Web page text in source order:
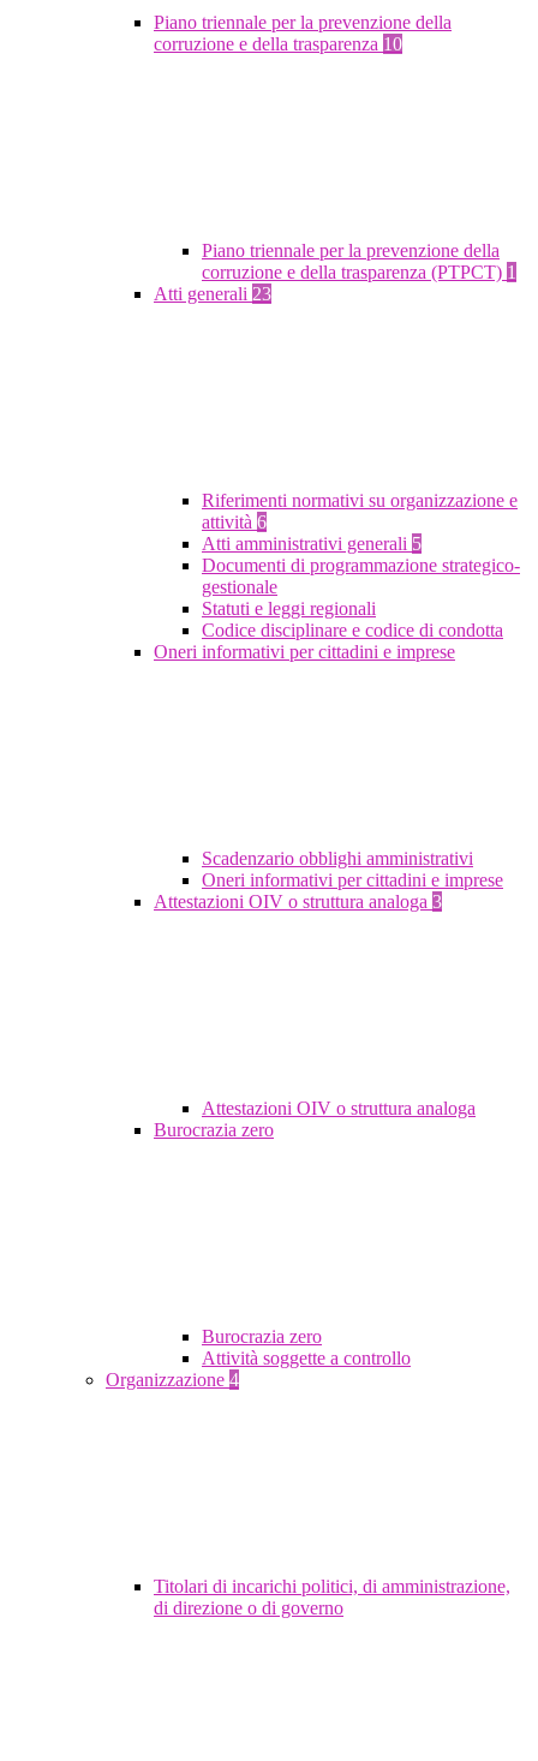
Piano triennale per la prevenzione della
corruzione e della trasparenza 10
Piano triennale per la prevenzione della
corruzione e della trasparenza (PTPCT) 1
Atti generali 23
Riferimenti normativi su organizzazione e
attività 6
Atti amministrativi generali 5
Documenti di programmazione strategico-
gestionale
Statuti e leggi regionali
Codice disciplinare e codice di condotta
Oneri informativi per cittadini e imprese
Scadenzario obblighi amministrativi
Oneri informativi per cittadini e imprese
Attestazioni OIV o struttura analoga 3
Attestazioni OIV o struttura analoga
Burocrazia zero
Burocrazia zero
Attività soggette a controllo
Organizzazione 4
Titolari di incarichi politici, di amministrazione,
di direzione o di governo